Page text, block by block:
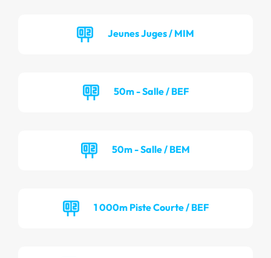
Jeunes Juges / MIM
50m - Salle / BEF
50m - Salle / BEM
1 000m Piste Courte / BEF